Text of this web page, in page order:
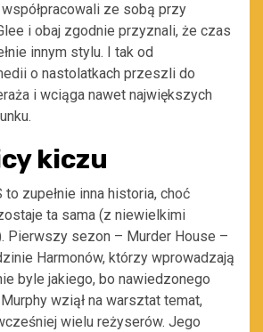
współpracowali ze sobą przy
i obaj zgodnie przyznali, że czas
innym stylu. I tak od
o nastolatkach przeszli do
i wciąga nawet największych
kiczu
to zupełnie inna historia, choć
ta sama (z niewielkimi
Pierwszy sezon – Murder House –
Harmonów, którzy wprowadzają
byle jakiego, bo nawiedzonego
wziął na warsztat temat,
wielu reżyserów. Jego